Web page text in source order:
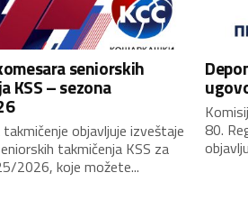
seniorskih
KSS – sezona
objavljuje izveštaje
takmičenja KSS za
2026, koje možete...
80.